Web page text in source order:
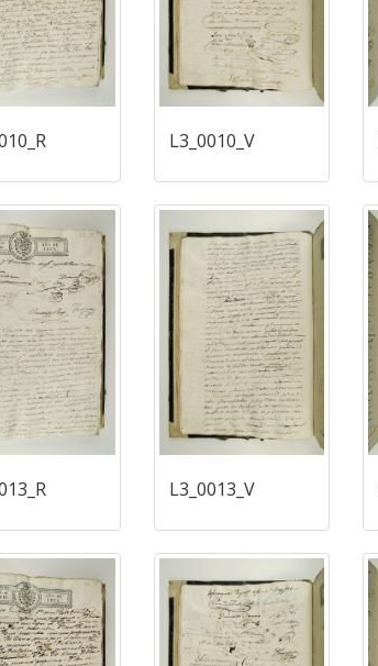
L3_0010_V
L3_0013_V